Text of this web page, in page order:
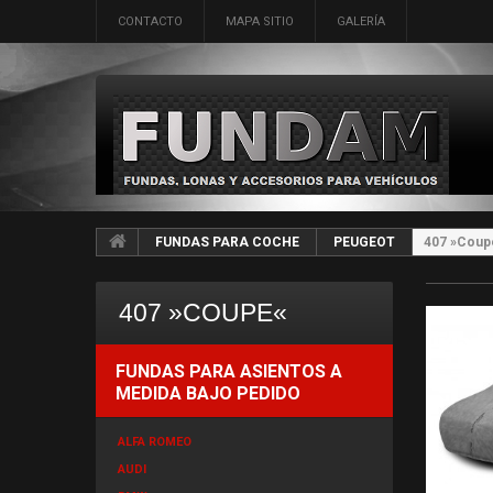
CONTACTO MAPA SITIO GALERÍA
FUNDAS PARA COCHE PEUGEOT 407
407 »COUPE«
FUNDAS PARA ASIENTOS A
MEDIDA BAJO PEDIDO
ALFA ROMEO
AUDI